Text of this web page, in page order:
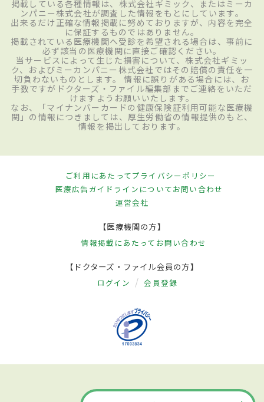
掲載している各種情報は、株式会社ギミック、またはミーカ
ンパニー株式会社が調査した情報をもとにしています。
出来るだけ正確な情報掲載に努めておりますが、内容を完全
に保証するものではありません。
掲載されている医療機関へ受診を希望される場合は、事前に
必ず該当の医療機関に直接ご確認ください。
当サービスによって生じた損害について、株式会社ギミッ
ク、およびミーカンパニー株式会社ではその賠償の責任を一
切負わないものとします。 情報に誤りがある場合には、お
手数ですがドクターズ・ファイル編集部までご連絡をいただ
けますようお願いいたします。
なお、「マイナンバーカードの健康保険証利用可能な医療機
関」の情報につきましては、厚生労働省の情報提供のもと、
情報を掲出しております。
ご利用にあたってプライバシーポリシー
医療広告ガイドラインについてお問い合わせ
運営会社
【医療機関の方】
情報掲載にあたって お問い合わせ
【ドクターズ・ファイル会員の方】
ログイン 会員登録